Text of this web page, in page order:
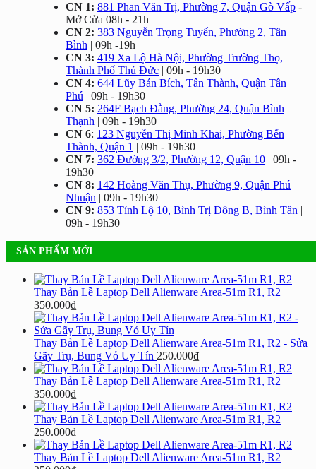
CN 1: 881 Phan Văn Trị, Phường 7, Quận Gò Vấp -
Mở Cửa 08h - 21h
CN 2: 383 Nguyễn Trọng Tuyển, Phường 2, Tân
Bình | 09h -19h
CN 3: 419 Xa Lộ Hà Nội, Phường Trường Thọ,
Thành Phố Thủ Đức | 09h - 19h30
CN 4: 644 Lũy Bán Bích, Tân Thành, Quận Tân
Phú | 09h - 19h30
CN 5: 264F Bạch Đằng, Phường 24, Quận Bình
Thạnh | 09h - 19h30
CN 6: 123 Nguyễn Thị Minh Khai, Phường Bến
Thành, Quận 1 | 09h - 19h30
CN 7: 362 Đường 3/2, Phường 12, Quận 10 | 09h -
19h30
CN 8: 142 Hoàng Văn Thụ, Phường 9, Quận Phú
Nhuận | 09h - 19h30
CN 9: 853 Tỉnh Lộ 10, Bình Trị Đông B, Bình Tân |
09h - 19h30
SẢN PHẨM MỚI
Thay Bản Lề Laptop Dell Alienware Area-51m R1, R2
350.000₫
Thay Bản Lề Laptop Dell Alienware Area-51m R1, R2 - Sửa
Gãy Trụ, Bung Vỏ Uy Tín 250.000₫
Thay Bản Lề Laptop Dell Alienware Area-51m R1, R2
350.000₫
Thay Bản Lề Laptop Dell Alienware Area-51m R1, R2
250.000₫
Thay Bản Lề Laptop Dell Alienware Area-51m R1, R2